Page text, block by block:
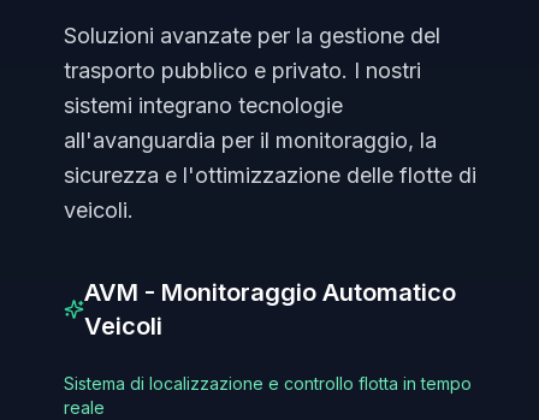
Soluzioni avanzate per la gestione del
trasporto pubblico e privato. I nostri
sistemi integrano tecnologie
all'avanguardia per il monitoraggio, la
sicurezza e l'ottimizzazione delle flotte di
veicoli.
AVM - Monitoraggio Automatico
Veicoli
Sistema di localizzazione e controllo flotta in tempo
reale